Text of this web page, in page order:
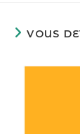
VOUS